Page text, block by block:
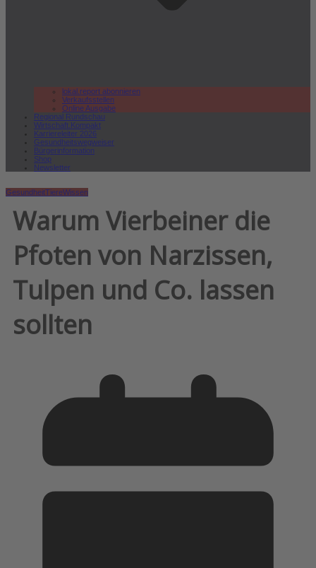
lokal.report abonnieren
Verkaufsstellen
Online Ausgabe
Regional Rundschau
Wirtschaft.Kompakt
Karriereleiter 2026
Gesundheitswegweiser
Bürgerinformation
Shop
Newsletter
GesundheitTiereWissen
Warum Vierbeiner die
Pfoten von Narzissen,
Tulpen und Co. lassen
sollten